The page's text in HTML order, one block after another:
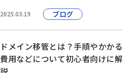
2025.03.19 ブログ
ドメイン移管とは？手順やかかる
費用などについて初心者向けに解